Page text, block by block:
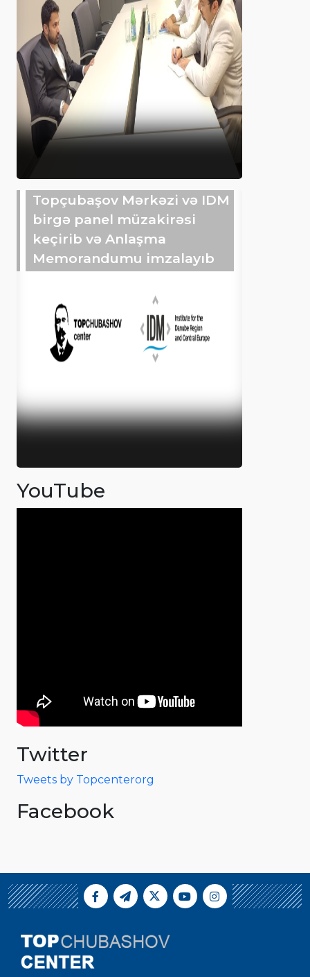
Topçubaşov Mərkəzi və IDM
birgə panel müzakirəsi
keçirib və Anlaşma
Memorandumu imzalayıb
YouTube
Twitter
Tweets by Topcenterorg
Facebook